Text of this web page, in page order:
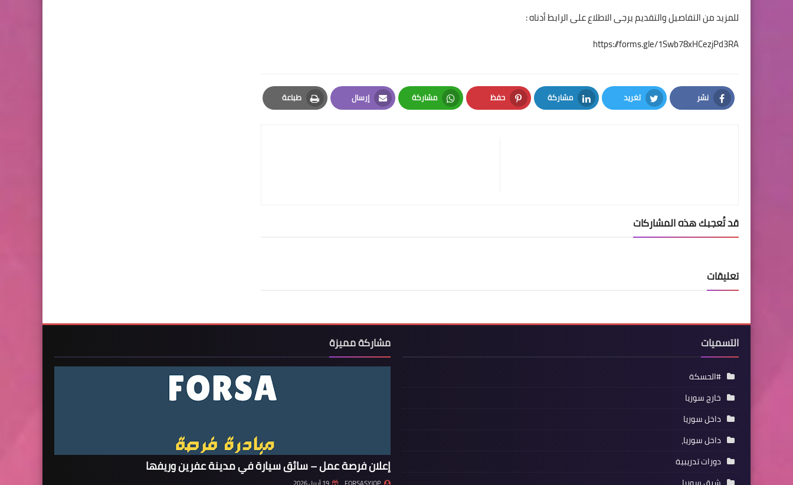
للمزيد من التفاصيل والتقديم يرجى الاطلاع على الرابط أدناه :
https://forms.gle/1Swb78xHCezjPd3RA
نشر
Facebook
تغريد
Twitter
مشاركة
LinkedIn
حفظ
Pinterest
مشاركة
Whatsapp
إرسال
Email
طباعة
Print
قد تُعجبك هذه المشاركات
تعليقات
التسميات
#الحسكة
خارج سوريا
داخل سوريا
داخل سوريا،
دورات تدريبية
مشاركة مميزة
إعلان فرصة عمل – سائق سيارة في مدينة عفرين وريفها